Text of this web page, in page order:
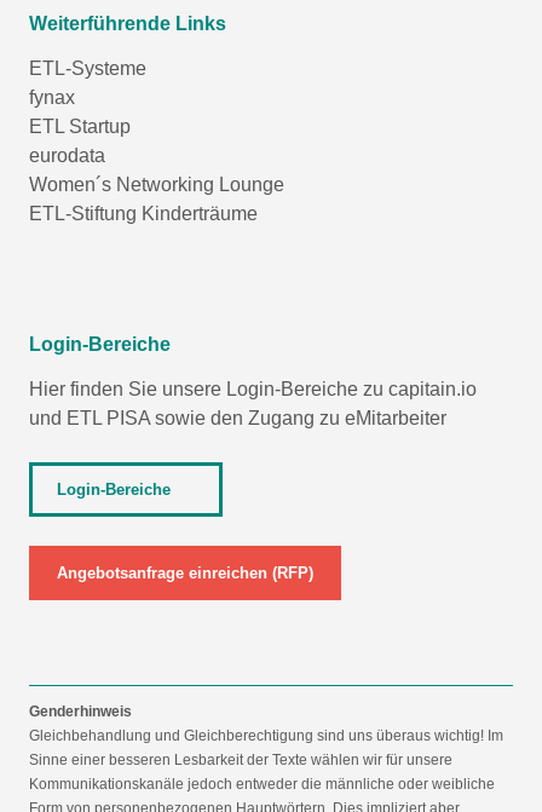
Weiterführende Links
ETL-Systeme
fynax
ETL Startup
eurodata
Women´s Networking Lounge
ETL-Stiftung Kinderträume
Login-Bereiche
Hier finden Sie unsere Login-Bereiche zu capitain.io
und ETL PISAsowie den Zugang zu eMitarbeiter
Login-Bereiche
Angebotsanfrage einreichen (RFP)
Genderhinweis
Gleichbehandlung und Gleichberechtigung sind uns überaus wichtig! Im
Sinne einer besseren Lesbarkeit der Texte wählen wir für unsere
Kommunikationskanäle jedoch entweder die männliche oder weibliche